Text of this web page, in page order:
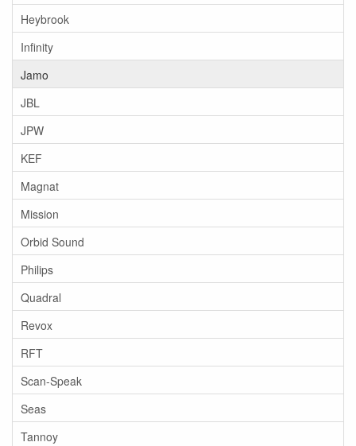
Heybrook
Infinity
Jamo
JBL
JPW
KEF
Magnat
Mission
Orbid Sound
Philips
Quadral
Revox
RFT
Scan-Speak
Seas
Tannoy